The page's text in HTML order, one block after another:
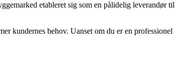
etableret sig som en pålidelig leverandør til
kundernes behov. Uanset om du er en professionel